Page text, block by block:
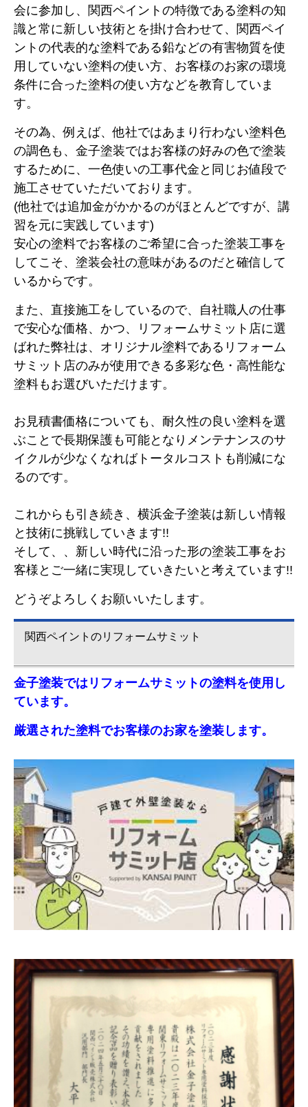
会に参加し、関西ペイントの特徴である塗料の知
識と常に新しい技術とを掛け合わせて、関西ペイ
ントの代表的な塗料である鉛などの有害物質を使
用していない塗料の使い方、お客様のお家の環境
条件に合った塗料の使い方などを教育していま
す。
その為、例えば、他社ではあまり行わない塗料色
の調色も、金子塗装ではお客様の好みの色で塗装
するために、一色使いの工事代金と同じお値段で
施工させていただいております。
(他社では追加金がかかるのがほとんどですが、講
習を元に実践しています)
安心の塗料でお客様のご希望に合った塗装工事を
してこそ、塗装会社の意味があるのだと確信して
いるからです。
また、直接施工をしているので、自社職人の仕事
で安心な価格、かつ、リフォームサミット店に選
ばれた弊社は、オリジナル塗料であるリフォーム
サミット店のみが使用できる多彩な色・高性能な
塗料もお選びいただけます。
お見積書価格についても、耐久性の良い塗料を選
ぶことで長期保護も可能となりメンテナンスのサ
イクルが少なくなればトータルコストも削減にな
るのです。
これからも引き続き、横浜金子塗装は新しい情報
と技術に挑戦していきます!!
そして、、新しい時代に沿った形の塗装工事をお
客様とご一緒に実現していきたいと考えています!!
どうぞよろしくお願いいたします。
関西ペイントのリフォームサミット
金子塗装ではリフォームサミットの塗料を使用し
ています。
厳選された塗料でお客様のお家を塗装します。